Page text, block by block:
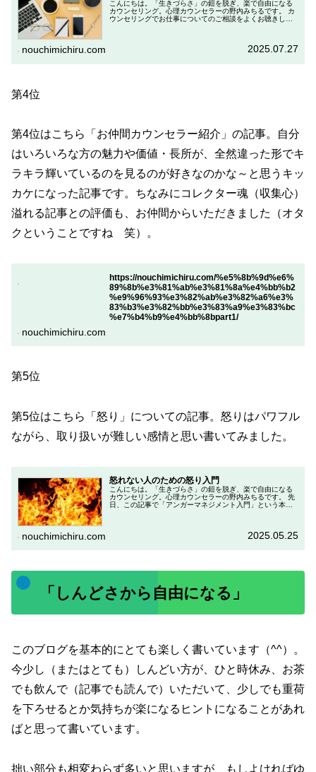
こんにちは。「生きづらさ」の鎧を脱ぎ、楽で自由になる
カウンセリング。心理カウンセラーの野内みちるです。 カ
ウンセリングでお仕事についてのご相談をよくお聴きしま
nouchimichiru.com 2025.07.27
第4位
第4位はこちら「お仲間カウンセラー紹介」の記事。自分
はいろいろな方の魅力や価値・長所が、全然違った形でキ
ラキラ輝いているのを見るのが好きなのかな～と思うキッ
カケになった記事です。ちなみにコレクター魂（収集心）
溢れる記事との評価も、お仲間からいただきました（オタ
クということですね 笑）。
https://nouchimichiru.com/%e5%8b%9d%e6%
89%8b%e3%81%ab%e3%81%8a%e4%bb%b2
%e9%96%93%e3%82%ab%e3%82%a6%e3%
83%b3%e3%82%bb%e3%83%a9%e3%83%bc
%e7%b4%b9%e4%bb%8bpart1/
nouchimichiru.com
第5位
第5位はこちら「怒り」についての記事。怒りはパワフル
ながら、取り扱いが難しい感情と思い書いてみました。
怒れない人のための怒り入門
こんにちは。「生きづらさ」の鎧を脱ぎ、楽で自由になる
カウンセリング。心理カウンセラーの野内みちるです。 先
日、この記事で「アンガーマネジメント入門」という本を
nouchimichiru.com 2025.05.25
「しんどさから自由になる」
このブログを基本的にとても楽しく書いています（^^）。
今少し（またはとても）しんどい方が、ひと時休み、お茶
でも飲んで（記事でも読んで）いただいて、少しでも重荷
を下ろせるとか気持ちが楽になるヒントになることがあれ
ばと思って書いています。
拙い部分も相変わらず多いと思いますが、もしよければゆ